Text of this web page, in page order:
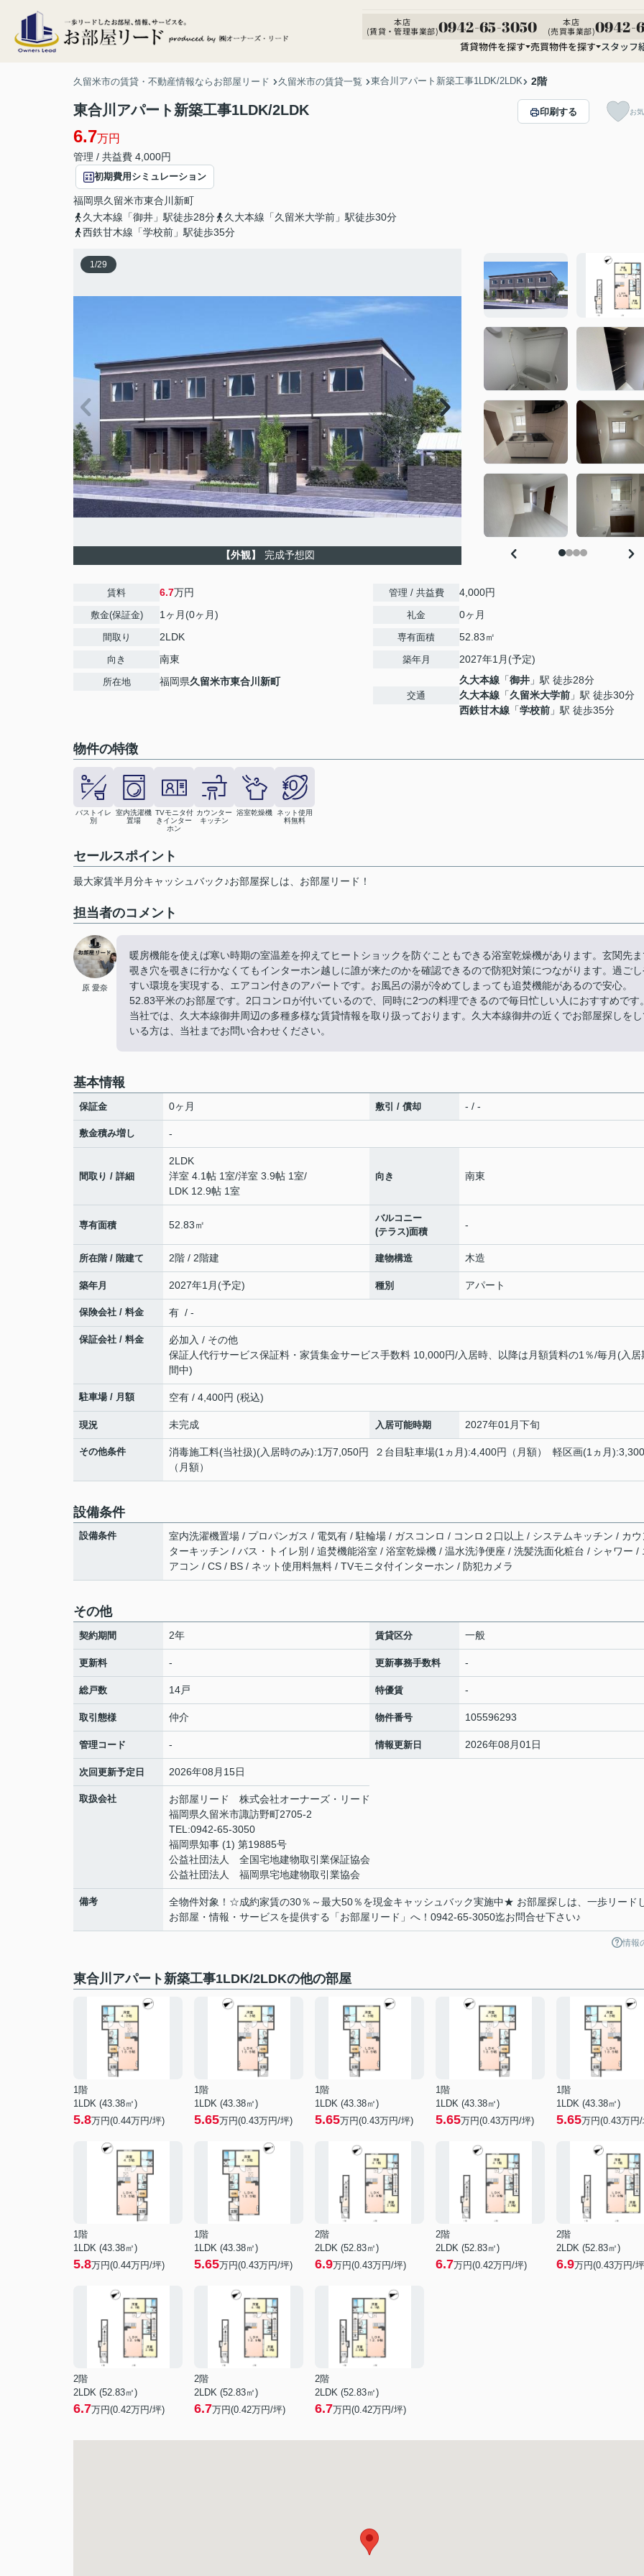
本店
(賃貸・管理事業部)0942-65-3050
本店
(売買事業部)0942-
賃貸物件を探す 売買物件を探す スタッフ
久留米市の賃貸・不動産情報ならお部屋リード 久留米市の賃貸一覧 東合川アパート新築工事1LDK/2LDK 2階
東合川アパート新築工事1LDK/2LDK
6.7万円
管理 / 共益費 4,000円
初期費用シミュレーション
福岡県久留米市東合川新町
久大本線「御井」駅徒歩28分
久大本線「久留米大学前」駅徒歩30分
西鉄甘木線「学校前」駅徒歩35分
印刷する お
1/29
【外観】 完成予想図
賃料 6.7万円
敷金(保証金) 1ヶ月(0ヶ月)
間取り 2LDK
向き 南東
所在地 福岡県久留米市東合川新町
管理 / 共益費 4,000円
礼金 0ヶ月
専有面積 52.83㎡
築年月 2027年1月(予定)
交通
久大本線 「御井 」駅 徒歩28分
久大本線 「久留米大学前 」駅 徒歩30分
西鉄甘木線 「学校前 」駅 徒歩35分
物件の特徴
バストイレ
別
室内洗濯機
置場
TVモニタ付
きインター
ホン
カウンター
キッチン
浴室乾燥機 ネット使用
料無料
セールスポイント
最大家賃半月分キャッシュバック♪お部屋探しは、お部屋リード！
担当者のコメント
原 愛奈
暖房機能を使えば寒い時期の室温差を抑えてヒートショックを防ぐこともできる浴室乾燥機があります。玄関先
覗き穴を覗きに行かなくてもインターホン越しに誰が来たのかを確認できるので防犯対策につながります。過ご
すい環境を実現する、エアコン付きのアパートです。お風呂の湯が冷めてしまっても追焚機能があるので安心。
52.83平米のお部屋です。2口コンロが付いているので、同時に2つの料理できるので毎日忙しい人におすすめです
当社では、久大本線御井周辺の多種多様な賃貸情報を取り扱っております。久大本線御井の近くでお部屋探しを
いる方は、当社までお問い合わせください。
基本情報
保証金 0ヶ月 敷引 / 償却 - / -
敷金積み増し -
間取り / 詳細
2LDK
洋室 4.1帖 1室/洋室 3.9帖 1室/
LDK 12.9帖 1室
向き 南東
専有面積 52.83㎡
バルコニー
(テラス)面積
-
所在階 / 階建て 2階 / 2階建 建物構造 木造
築年月 2027年1月(予定) 種別 アパート
保険会社 / 料金 有 / -
保証会社 / 料金
必加入 / その他
保証人代行サービス保証料・家賃集金サービス手数料 10,000円/入居時、以降は月額賃料の1％/毎月(入居
間中)
駐車場 / 月額 空有 / 4,400円 (税込)
現況 未完成 入居可能時期 2027年01月下旬
その他条件
消毒施工料(当社扱)(入居時のみ):1万7,050円 ２台目駐車場(1ヵ月):4,400円（月額） 軽区画(1ヵ月
（月額）
設備条件
設備条件
室内洗濯機置場 / プロパンガス / 電気有 / 駐輪場 / ガスコンロ / コンロ２口以上 / システムキッチン / カウ
ターキッチン / バス・トイレ別 / 追焚機能浴室 / 浴室乾燥機 / 温水洗浄便座 / 洗髪洗面化粧台 / シャワー /
アコン / CS / BS / ネット使用料無料 / TVモニタ付インターホン / 防犯カメラ
その他
契約期間 2年 賃貸区分 一般
更新料 - 更新事務手数料 -
総戸数 14戸 特優賃 -
取引態様 仲介 物件番号 105596293
管理コード - 情報更新日 2026年08月01日
次回更新予定日 2026年08月15日
取扱会社
お部屋リード 株式会社オーナーズ・リード
福岡県久留米市諏訪野町2705-2
TEL:0942-65-3050
福岡県知事 (1) 第19885号
公益社団法人 全国宅地建物取引業保証協会
公益社団法人 福岡県宅地建物取引業協会
備考
全物件対象！☆成約家賃の30％～最大50％を現金キャッシュバック実施中★ お部屋探しは、一歩リード
お部屋・情報・サービスを提供する「お部屋リード」へ！0942-65-3050迄お問合せ下さい♪
情報
東合川アパート新築工事1LDK/2LDKの他の部屋
1階
1LDK (43.38㎡)
5.8万円(0.44万円/坪)
1階
1LDK (43.38㎡)
5.65万円(0.43万円/坪)
1階
1LDK (43.38㎡)
5.65万円(0.43万円/坪)
1階
1LDK (43.38㎡)
5.65万円(0.43万円/坪)
1階
1LDK (43.38㎡)
5.65万円(0.43万円
1階
1LDK (43.38㎡)
5.8万円(0.44万円/坪)
1階
1LDK (43.38㎡)
5.65万円(0.43万円/坪)
2階
2LDK (52.83㎡)
6.9万円(0.43万円/坪)
2階
2LDK (52.83㎡)
6.7万円(0.42万円/坪)
2階
2LDK (52.83㎡)
6.9万円(0.43万円/
2階
2LDK (52.83㎡)
6.7万円(0.42万円/坪)
2階
2LDK (52.83㎡)
6.7万円(0.42万円/坪)
2階
2LDK (52.83㎡)
6.7万円(0.42万円/坪)